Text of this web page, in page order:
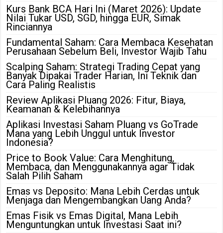
Kurs Bank BCA Hari Ini (Maret 2026): Update
Nilai Tukar USD, SGD, hingga EUR, Simak
Rinciannya
Fundamental Saham: Cara Membaca Kesehatan
Perusahaan Sebelum Beli, Investor Wajib Tahu
Scalping Saham: Strategi Trading Cepat yang
Banyak Dipakai Trader Harian, Ini Teknik dan
Cara Paling Realistis
Review Aplikasi Pluang 2026: Fitur, Biaya,
Keamanan & Kelebihannya
Aplikasi Investasi Saham Pluang vs GoTrade
Mana yang Lebih Unggul untuk Investor
Indonesia?
Price to Book Value: Cara Menghitung,
Membaca, dan Menggunakannya agar Tidak
Salah Pilih Saham
Emas vs Deposito: Mana Lebih Cerdas untuk
Menjaga dan Mengembangkan Uang Anda?
Emas Fisik vs Emas Digital, Mana Lebih
Menguntungkan untuk Investasi Saat ini?